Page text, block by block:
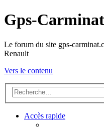
Gps-Carminat
Le forum du site gps-
Renault
Vers le contenu
Accès rapide